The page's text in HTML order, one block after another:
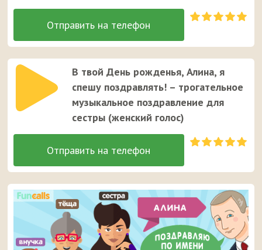
В твой День рожденья, Алина, я
спешу поздравлять! – трогательное
музыкальное поздравление для
сестры (женский голос)